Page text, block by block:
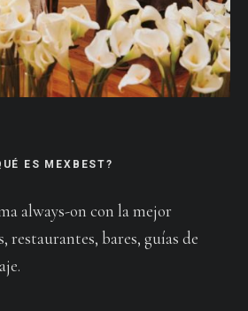
ES MEXBEST?
always-on con la mejor
restaurantes, bares, guías de